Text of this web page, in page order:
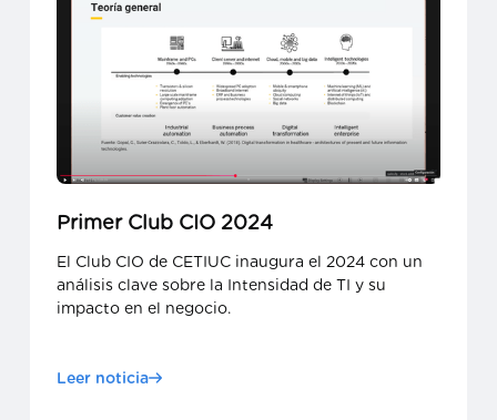
Primer Club CIO 2024
El Club CIO de CETIUC inaugura el 2024 con un
análisis clave sobre la Intensidad de TI y su
impacto en el negocio.
Leer noticia